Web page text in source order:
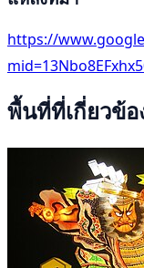
https://
พื้นที่ที่เกี่ยวข้อ